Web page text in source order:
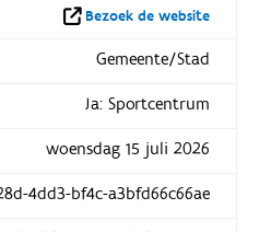
Bezoek de website
Gemeente/Stad
Ja: Sportcentrum
woensdag 15 juli 2026
4dd3-bf4c-a3bfd66c66ae